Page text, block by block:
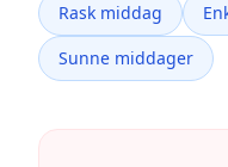
Rask middag
Sunne middager